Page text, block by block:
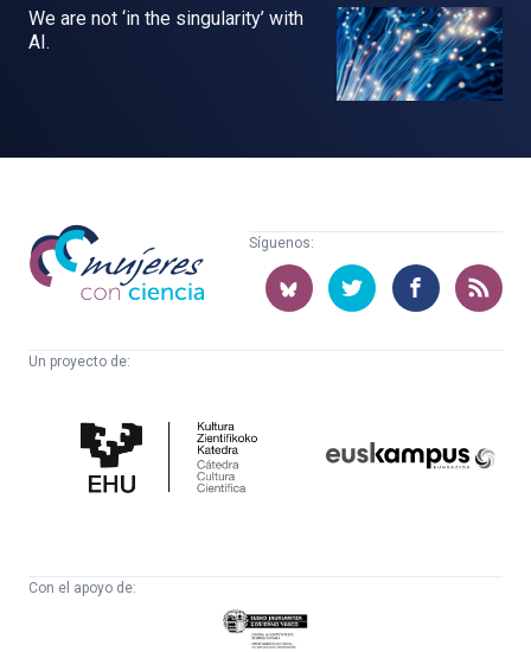
We are not ‘in the singularity’ with
AI.
Mujeres
con
ciencia
Síguenos:
Un proyecto de:
Cultura
Científica
Con el apoyo de:
Eusko